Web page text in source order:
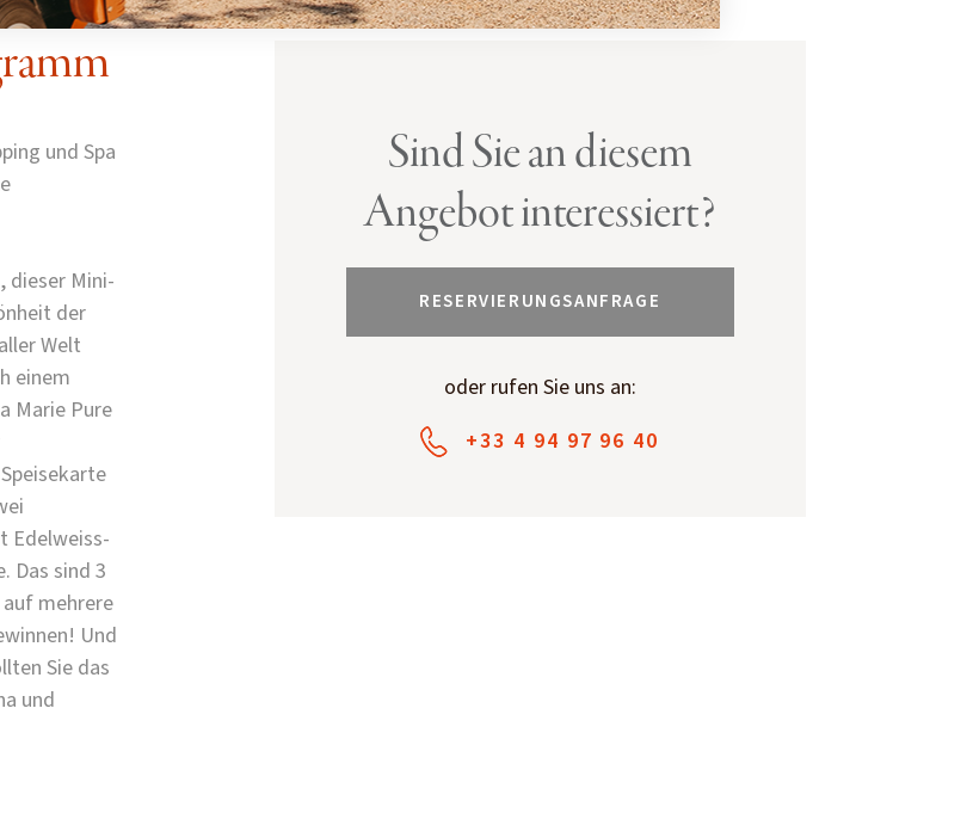
und Spa
dieser Mini-
der
Welt
einem
Marie Pure
Edelweiss-
Das sind 3
mehrere
Und
Sie das
und
Sind Sie an diesem
Angebot interessiert?
RESERVIERUNGSANFRAGE
oder rufen Sie uns an:
+33 4 94 97 96 40